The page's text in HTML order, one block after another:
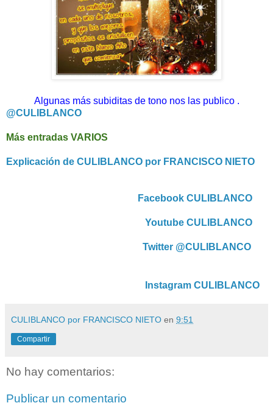
Algunas más subiditas de tono nos las publico .
@CULIBLANCO
Más entradas VARIOS
Explicación de CULIBLANCO por FRANCISCO NIETO
Facebook CULIBLANCO
Youtube CULIBLANCO
Twitter @CULIBLANCO
Instagram CULIBLANCO
CULIBLANCO por FRANCISCO NIETO en 9:51
Compartir
No hay comentarios:
Publicar un comentario